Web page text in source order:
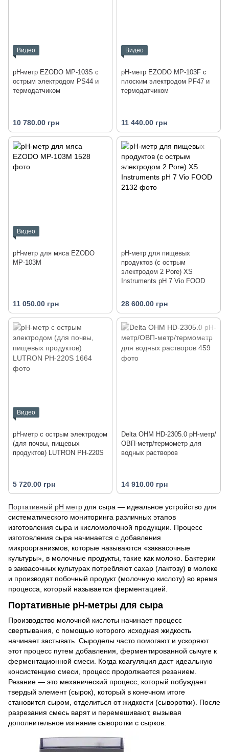
Видео
рН-метр EZODO MP-103S с
острым электродом PS44 и
термодатчиком
10 780.00 грн
Видео
рН-метр EZODO MP-103F с
плоским электродом PF47 и
термодатчиком
11 440.00 грн
Видео
pH-метр для мяса EZODO
MP-103M
11 050.00 грн
pH-метр для пищевых
продуктов (с острым
электродом 2 Pore) XS
Instruments pH 7 Vio FOOD
28 600.00 грн
Видео
pH-метр с острым электродом
(для почвы, пищевых
продуктов) LUTRON PH-220S
5 720.00 грн
Delta OHM HD-2305.0 рН-метр/
ОВП-метр/термометр для
водных растворов
14 910.00 грн
Портативный рН метр для сыра — идеальное устройство для
систематического мониторинга различных этапов
изготовления сыра и кисломолочной продукции. Процесс
изготовления сыра начинается с добавления
микроорганизмов, которые называются «заквасочные
культуры», в молочные продукты, такие как молоко. Бактерии
в заквасочных культурах потребляют сахар (лактозу) в молоке
и производят побочный продукт (молочную кислоту) во время
процесса, который называется ферментацией.
Портативные pH-метры для сыра
Производство молочной кислоты начинает процесс
свертывания, с помощью которого исходная жидкость
начинает застывать. Сыроделы часто помогают и ускоряют
этот процесс путем добавления, ферментированной сычуге к
ферментационной смеси. Когда коагуляция даст идеальную
консистенцию смеси, процесс продолжается резанием.
Резание — это механический процесс, который побуждает
твердый элемент (сырок), который в конечном итоге
становится сыром, отделиться от жидкости (сыворотки). После
разрезания смесь варят и перемешивают, вызывая
дополнительное изгнание сыворотки с сырков.